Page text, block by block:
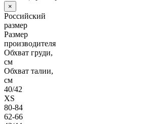
×
Российский
размер
Размер
производителя
Обхват груди,
см
Обхват талии,
см
40/42
XS
80-84
62-66